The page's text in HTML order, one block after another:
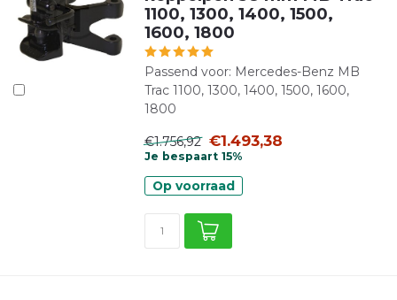
1100, 1300, 1400, 1500,
1600, 1800
Passend voor: Mercedes-Benz MB
Trac 1100, 1300, 1400, 1500, 1600,
1800
€1.756,92 €1.493,38
Je bespaart 15%
Op voorraad